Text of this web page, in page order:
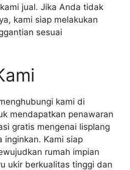
jual. Jika Anda tidak
kami siap melakukan
sesuai
kami di
mendapatkan penawaran
gratis mengenai lisplang
inginkan. Kami siap
rumah impian
ukir berkualitas tinggi dan